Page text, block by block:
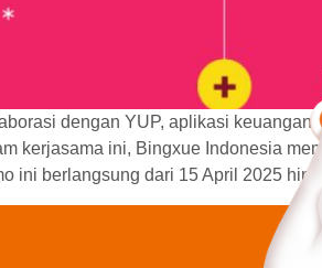
dengan YUP, aplikasi
kerjasama ini, Bingxue Indonesia
ini berlangsung dari 15 April 2025